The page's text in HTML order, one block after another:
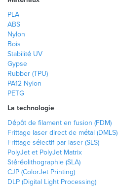
PLA
ABS
Nylon
Bois
Stabilité UV
Gypse
Rubber (TPU)
PA12 Nylon
PETG
La technologie
Dépôt de filament en fusion (FDM)
Frittage laser direct de métal (DMLS)
Frittage sélectif par laser (SLS)
PolyJet et PolyJet Matrix
Stéréolithographie (SLA)
CJP (ColorJet Printing)
DLP (Digital Light Processing)